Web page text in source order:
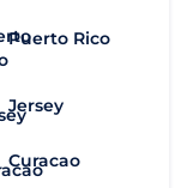
Puerto Rico
Jersey
Curacao